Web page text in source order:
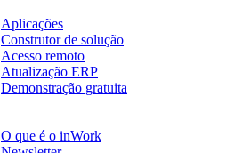
Aplicações
Construtor de solução
Acesso remoto
Atualização ERP
Demonstração gratuita
O que é o inWork